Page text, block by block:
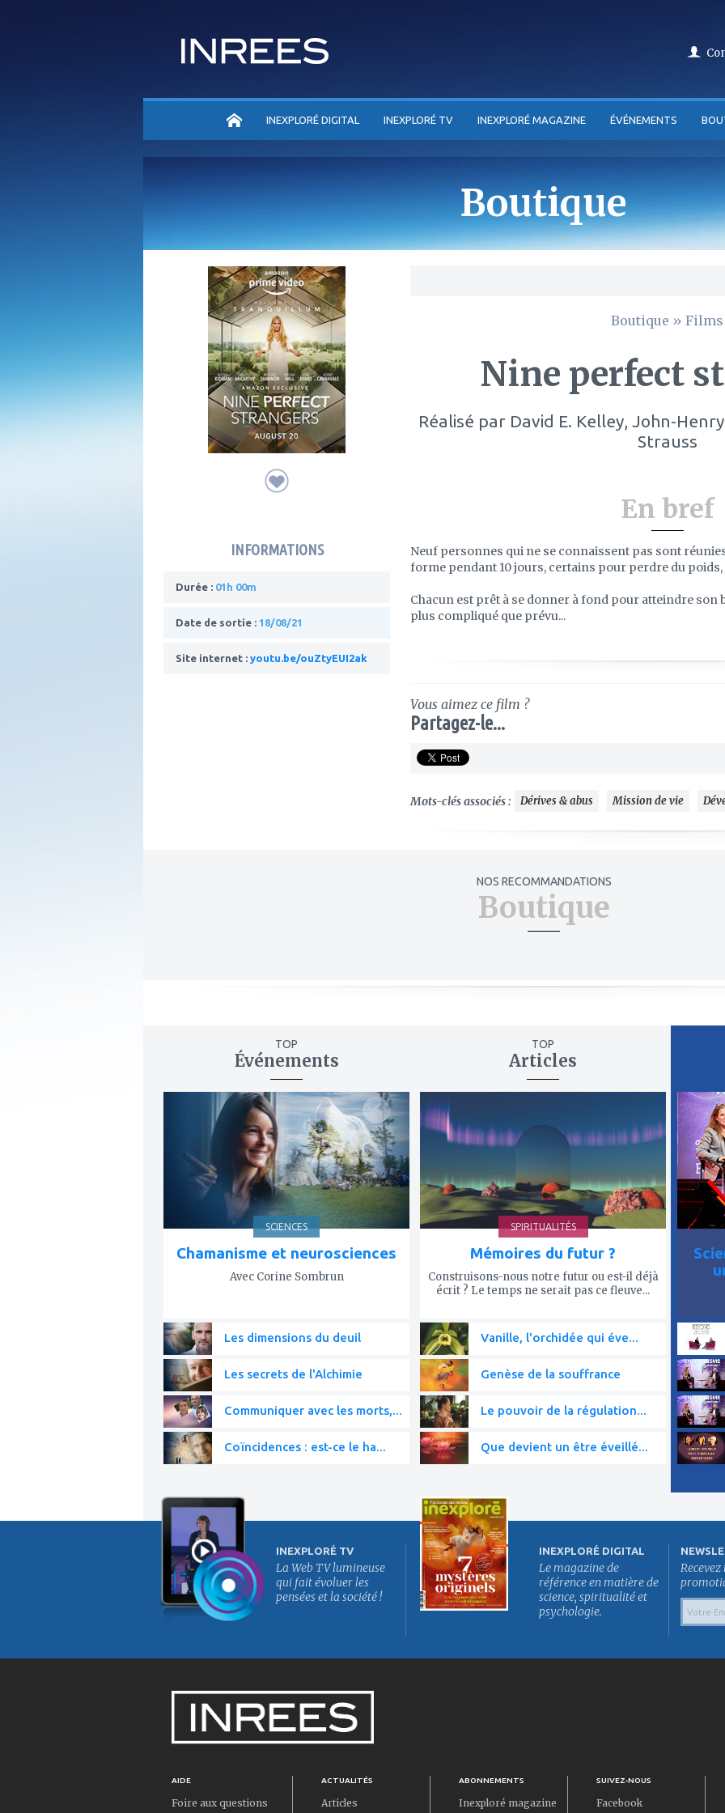
ACCUEILINEXPLORÉ DIGITAL INEXPLORÉ TV INEXPLORÉ MAGAZINE ÉVÉNEMENTS
Boutique
INFORMATIONS
Durée : 01h 00m
Date de sortie : 18/08/21
Site internet : youtu.be/ouZtyEUI2ak
Boutique » Films
Nine perfect
Réalisé par David E. Kelley, John-
Strauss
En bref
Neuf personnes qui ne se connaissent pas sont
forme pendant 10 jours, certains pour perdre du
Chacun est prêt à se donner à fond pour atteindre son
plus compliqué que prévu...
Vous aimez ce film ?
Partagez-le...
Mots-clés associés : Dérives & abus Mission de vie
NOS RECOMMANDATIONS
Boutique
TOP
Événements
favoris
SCIENCES
Chamanisme et neurosciences
Avec Corine Sombrun
Les dimensions du deuil
Les secrets de l'Alchimie
Communiquer avec les morts,...
Coïncidences : est-ce le ha...
TOP
Articles
mes
favoris
SPIRITUALITÉS
Mémoires du futur ?
Construisons-nous notre futur ou est-il déjà
écrit ? Le temps ne serait pas ce fleuve...
Vanille, l'orchidée qui éve...
Genèse de la souffrance
Le pouvoir de la régulation...
Que devient un être éveillé...
à
mes
INEXPLORÉ TV
La Web TV lumineuse
qui fait évoluer les
pensées et la société !
INEXPLORÉ DIGITAL
Le magazine de
référence en matière de
science, spiritualité et
psychologie.
AIDE
Foire aux questions
ACTUALITÉS
Articles
ABONNEMENTS
Inexploré magazine
SUIVEZ-NOUS
Facebook